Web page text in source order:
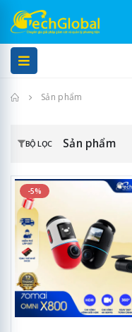
Trang chủSản phẩm
BỘ LỌC Sản phẩm
-5%